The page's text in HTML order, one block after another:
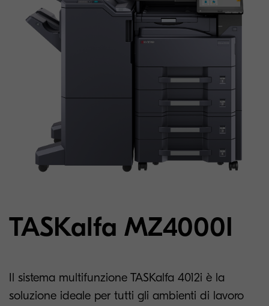
TASKalfa MZ4000I
Il sistema multifunzione TASKalfa 4012i è la
soluzione ideale per tutti gli ambienti di lavoro